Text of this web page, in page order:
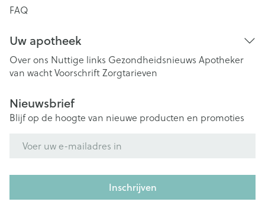
FAQ
Uw apotheek
Over ons Nuttige links Gezondheidsnieuws Apotheker
van wachtVoorschriftZorgtarieven
Nieuwsbrief
Blijf op de hoogte van nieuwe producten en promoties
Inschrijven